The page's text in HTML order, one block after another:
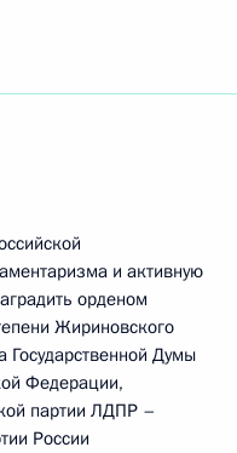
и активную
орденом
Жириновского
Государственной Думы
Федерации,
партии ЛДПР –
России